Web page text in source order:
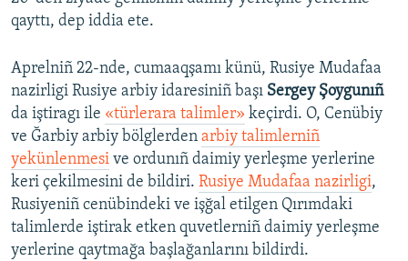
qayttı, dep iddia ete.
Aprelniñ 22-nde, cumaaqşamı künü, Rusiye Mudafaa
nazirligi Rusiye arbiy idaresiniñ başı Sergey Şoygunıñ
da iştiragı ile «türlerara talimler» keçirdi. O, Cenübiy
ve Ğarbiy arbiy bölglerden arbiy talimlerniñ
yekünlenmesi ve ordunıñ daimiy yerleşme yerlerine
keri çekilmesini de bildiri. Rusiye Mudafaa nazirligi,
Rusiyeniñ cenübindeki ve işğal etilgen Qırımdaki
talimlerde iştirak etken quvetlerniñ daimiy yerleşme
yerlerine qaytmağa başlağanlarını bildirdi.